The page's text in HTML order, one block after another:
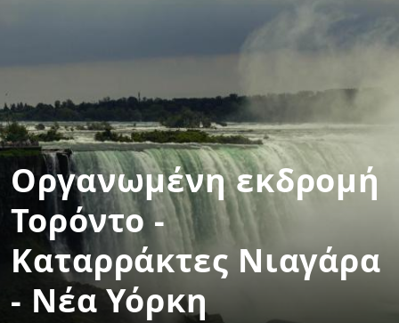
Οργανωμένη εκδρομή
Τορόντο -
Καταρράκτες Νιαγάρα
- Νέα Υόρκη